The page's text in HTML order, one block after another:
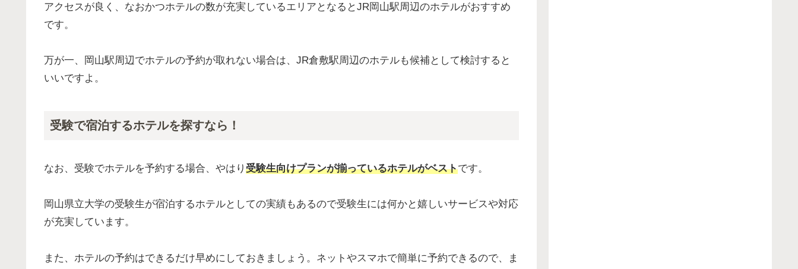
アクセスが良く、なおかつホテルの数が充実しているエリアとなるとJR岡山駅周辺のホテルがおすすめ
です。
万が一、岡山駅周辺でホテルの予約が取れない場合は、JR倉敷駅周辺のホテルも候補として検討すると
いいですよ。
受験で宿泊するホテルを探すなら！
なお、受験でホテルを予約する場合、やはり 受験生向けプランが揃っているホテルがベストです。
岡山県立大学の受験生が宿泊するホテルとしての実績もあるので受験生には何かと嬉しいサービスや対応
が充実しています。
また、ホテルの予約はできるだけ早めにしておきましょう。ネットやスマホで簡単に予約できるので、ま